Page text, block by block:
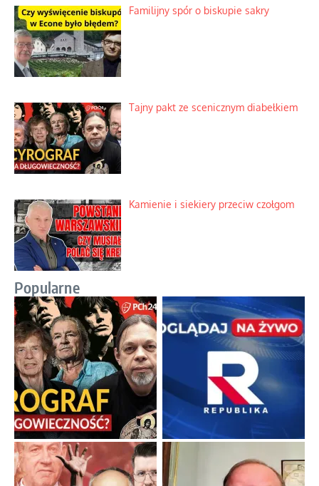
Familijny spór o biskupie sakry
Tajny pakt ze scenicznym diabełkiem
Kamienie i siekiery przeciw czołgom
Popularne